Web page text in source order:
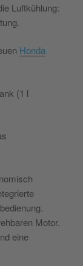
Luftkühlung:
Honda
(1 l
Motor.
eine